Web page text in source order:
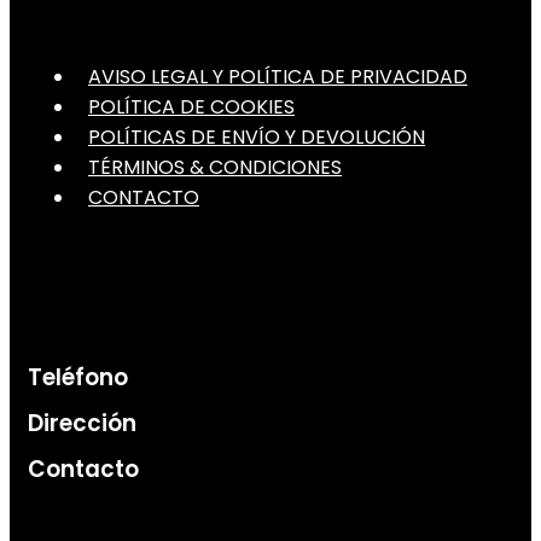
AVISO LEGAL Y POLÍTICA DE PRIVACIDAD
POLÍTICA DE COOKIES
POLÍTICAS DE ENVÍO Y DEVOLUCIÓN
TÉRMINOS & CONDICIONES
CONTACTO
Teléfono
Dirección
Contacto